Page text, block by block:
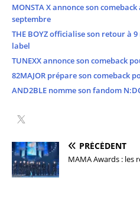
MONSTA X annonce son comeback
septembre
THE BOYZ officialise son retour à
label
TUNEXX annonce son comeback
82MAJOR prépare son comeback
AND2BLE nomme son fandom
PRÉCÉDENT
MAMA Awards : les